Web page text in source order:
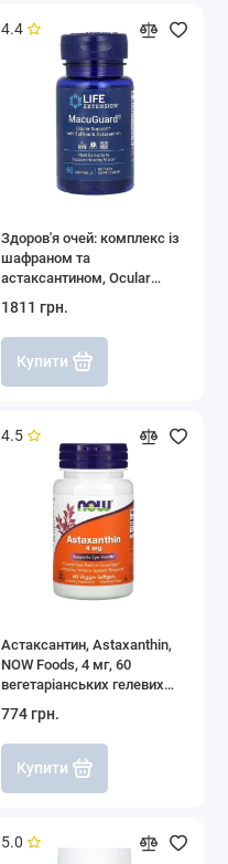
4.4
Здоров'я очей: комплекс із
шафраном та
астаксантином, Ocular
м'яких капсул
1811 грн.
Купити
4.5
Астаксантин, Astaxanthin,
NOW Foods, 4 мг, 60
вегетаріанських гелевих
774 грн.
Купити
5.0